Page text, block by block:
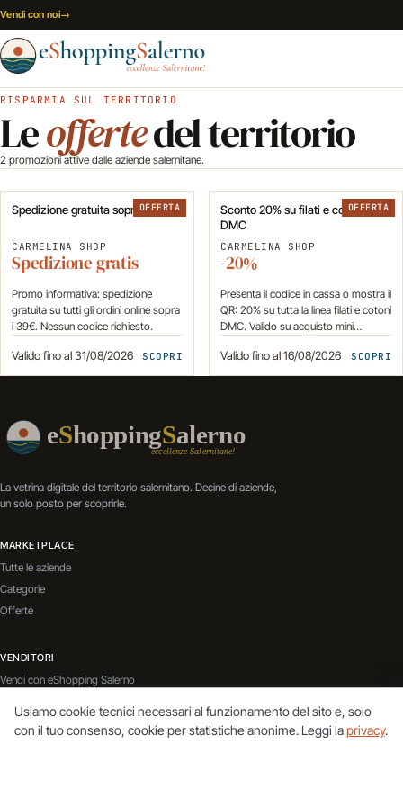
Vai al contenuto
Vendi con noi→
RISPARMIA SUL TERRITORIO
Leoffertedel territorio
2 promozioni attive dalle aziende salernitane.
OFFERTA
Spedizione gratuita sopra 39€
CARMELINA SHOP
Spedizione gratis
Promo informativa: spedizione
gratuita su tutti gli ordini online sopra
i 39€. Nessun codice richiesto.
Valido fino al 31/08/2026 SCOPRI
OFFERTA
Sconto 20% su filati e cotoni
DMC
CARMELINA SHOP
-20%
Presenta il codice in cassa o mostra il
QR: 20% su tutta la linea filati e cotoni
DMC. Valido su acquisto mini…
Valido fino al 16/08/2026 SCOPRI
La vetrina digitale del territorio salernitano. Decine di aziende,
un solo posto per scoprirle.
MARKETPLACE
Tutte le aziende
Categorie
Offerte
VENDITORI
Vendi con eShopping Salerno
Servizi Aggiuntivi
Usiamo cookie tecnici necessari al funzionamento del sito e, solo
con il tuo consenso, cookie per statistiche anonime. Leggi laprivacy.